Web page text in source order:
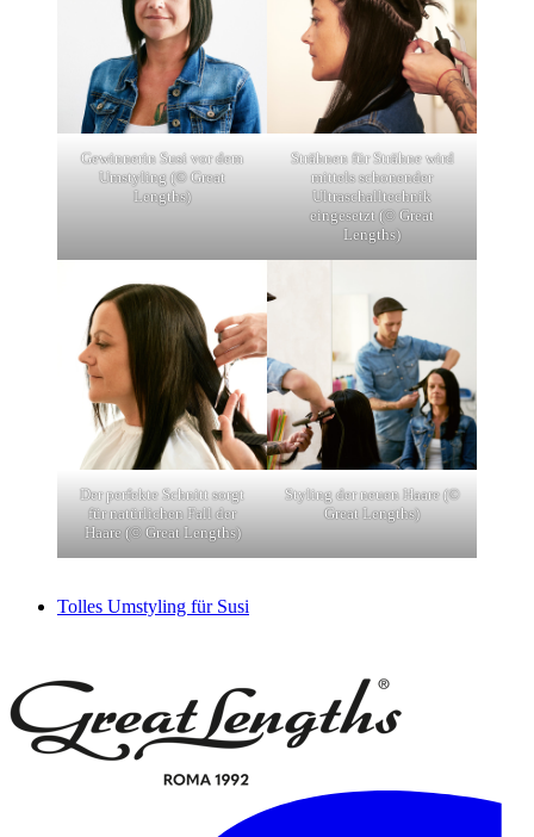
Gewinnerin Susi vor dem
Umstyling (© Great
Lengths)
Strähnen für Strähne wird
mittels schonender
Ultraschalltechnik
eingesetzt (© Great
Lengths)
Der perfekte Schnitt sorgt
für natürlichen Fall der
Haare (© Great Lengths)
Styling der neuen Haare (©
Great Lengths)
Tolles Umstyling für Susi